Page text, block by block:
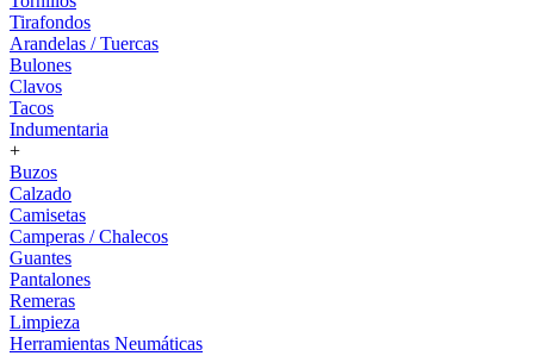
Tirafondos
Arandelas / Tuercas
Bulones
Clavos
Tacos
Indumentaria
+
Buzos
Calzado
Camisetas
Camperas / Chalecos
Guantes
Pantalones
Remeras
Limpieza
Herramientas Neumáticas